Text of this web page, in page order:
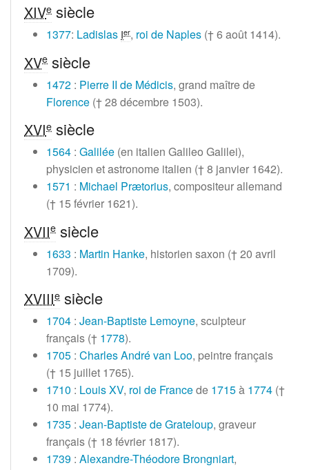
XIVe siècle
1377: Ladislas Ier, roi de Naples (†6 août 1414).
XVe siècle
1472 : Pierre II de Médicis, grand maître de
Florence (†28 décembre 1503).
XVIe siècle
1564 : Galilée (en italien Galileo Galilei),
physicien et astronome italien (†8 janvier 1642).
1571 : Michael Prætorius, compositeur allemand
(† 15 février 1621).
XVIIe siècle
1633 : Martin Hanke, historien saxon (†20 avril
1709).
XVIIIe siècle
1704 : Jean-Baptiste Lemoyne, sculpteur
français († 1778).
1705 : Charles André van Loo, peintre français
(† 15 juillet 1765).
1710 : Louis XV, roi de Francede 1715à 1774 (†
10 mai 1774).
1735 : Jean-Baptiste de Grateloup, graveur
français († 18 février 1817).
1739 : Alexandre-Théodore Brongniart,